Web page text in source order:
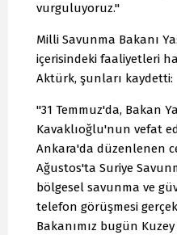
vurguluyoruz."
Milli Savunma Bakanı
içerisindeki faaliyetleri
Aktürk, şunları kaydetti:
"31 Temmuz'da, Bakan
Kavaklıoğlu'nun vefat
Ankara'da düzenlenen
Ağustos'ta Suriye
bölgesel savunma ve
telefon görüşmesi
Bakanımız bugün